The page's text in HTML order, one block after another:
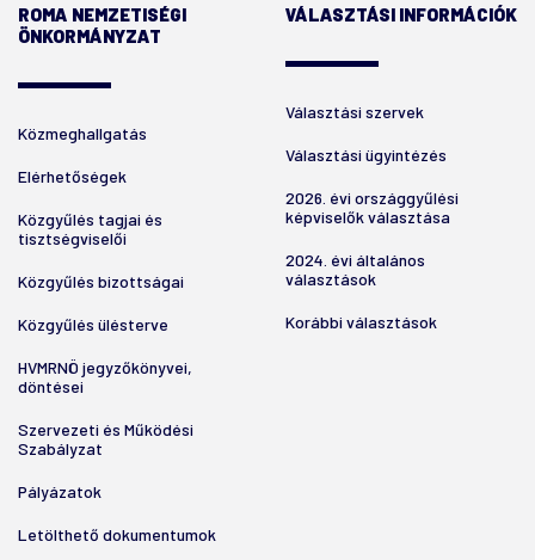
ROMA NEMZETISÉGI
ÖNKORMÁNYZAT
Közmeghallgatás
Elérhetőségek
Közgyűlés tagjai és
tisztségviselői
Közgyűlés bizottságai
Közgyűlés ülésterve
HVMRNÖ jegyzőkönyvei,
döntései
Szervezeti és Működési
Szabályzat
Pályázatok
Letölthető dokumentumok
VÁLASZTÁSI INFORMÁCIÓK
Választási szervek
Választási ügyintézés
2026. évi országgyűlési
képviselők választása
2024. évi általános
választások
Korábbi választások